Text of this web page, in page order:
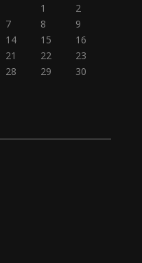
1
2
7 8
9
14 15
16
21 22
23
28 29
30